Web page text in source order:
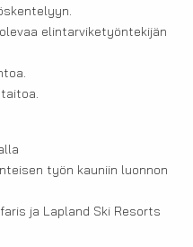
elintarviketyöntekijän
työn kauniin luonnon
ja Lapland Ski Resorts